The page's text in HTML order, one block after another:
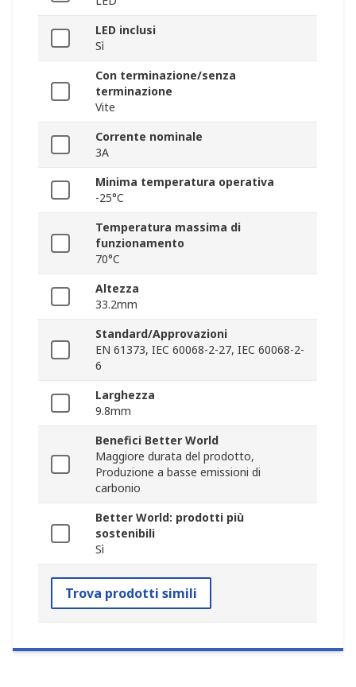
LED inclusi
Sì
Con terminazione/senza
terminazione
Vite
Corrente nominale
3A
Minima temperatura operativa
-25°C
Temperatura massima di
funzionamento
70°C
Altezza
33.2mm
Standard/Approvazioni
EN 61373, IEC 60068-2-27, IEC 60068-2-
6
Larghezza
9.8mm
Benefici Better World
Maggiore durata del prodotto,
Produzione a basse emissioni di
carbonio
Better World: prodotti più
sostenibili
Sì
Trova prodotti simili